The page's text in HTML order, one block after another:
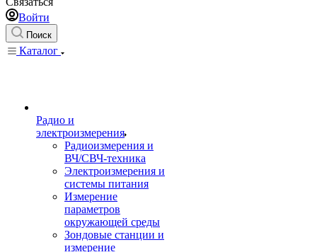
Войти
Поиск
Каталог
Радио и
электроизмерения
Радиоизмерения и
ВЧ/СВЧ-техника
Электроизмерения и
системы питания
Измерение
параметров
окружающей среды
Зондовые станции и
измерение